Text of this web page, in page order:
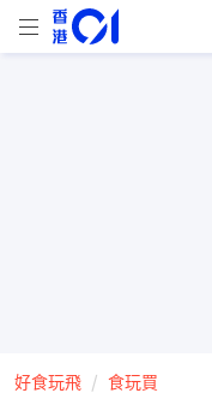
好食玩飛 食玩買